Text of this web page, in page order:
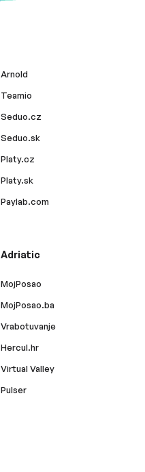
Arnold
Teamio
Seduo.cz
Seduo.sk
Platy.cz
Platy.sk
Paylab.com
Adriatic
MojPosao
MojPosao.ba
Vrabotuvanje
Hercul.hr
Virtual Valley
Pulser